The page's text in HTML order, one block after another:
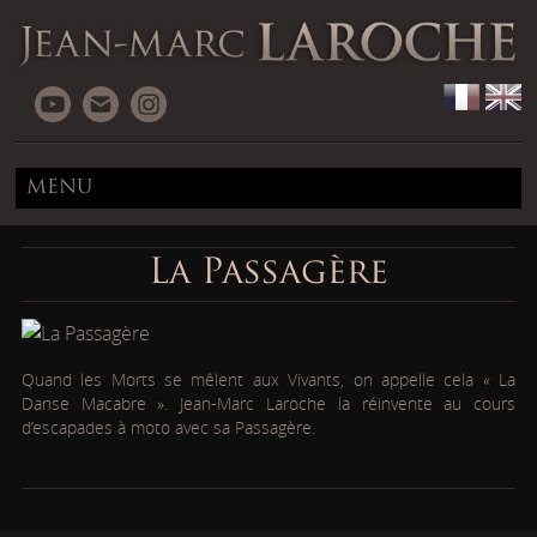
MENU
La Passagère
Quand les Morts se mêlent aux Vivants, on appelle cela « La
Danse Macabre ». Jean-Marc Laroche la réinvente au cours
d’escapades à moto avec sa Passagère.